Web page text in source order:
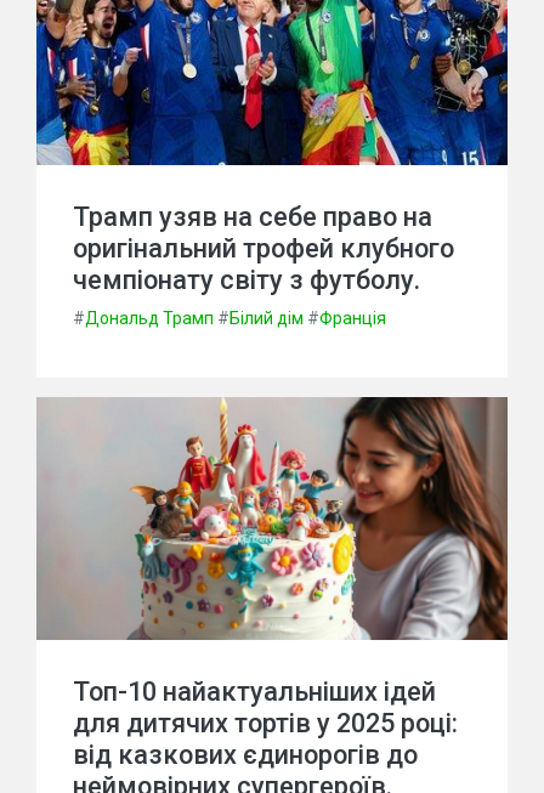
Трамп узяв на себе право на
оригінальний трофей клубного
чемпіонату світу з футболу.
#Дональд Трамп #Білий дім #Франція
Топ-10 найактуальніших ідей
для дитячих тортів у 2025 році:
від казкових єдинорогів до
неймовірних супергероїв.